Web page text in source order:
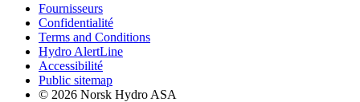
Fournisseurs
Confidentialité
Terms and Conditions
Hydro AlertLine
Accessibilité
Public sitemap
© 2026 Norsk Hydro ASA